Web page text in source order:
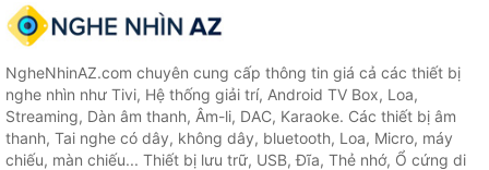
NgheNhinAZ.com chuyên cung cấp thông tin giá cả các thiết bị
nghe nhìn như Tivi, Hệ thống giải trí, Android TV Box, Loa,
Streaming, Dàn âm thanh, Âm-li, DAC, Karaoke. Các thiết bị âm
thanh, Tai nghe có dây, không dây, bluetooth, Loa, Micro, máy
chiếu, màn chiếu... Thiết bị lưu trữ, USB, Đĩa, Thẻ nhớ, Ổ cứng di